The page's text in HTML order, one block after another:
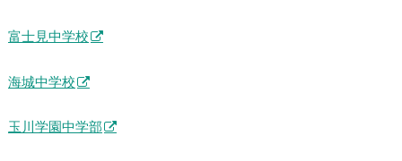
富士見中学校
海城中学校
玉川学園中学部